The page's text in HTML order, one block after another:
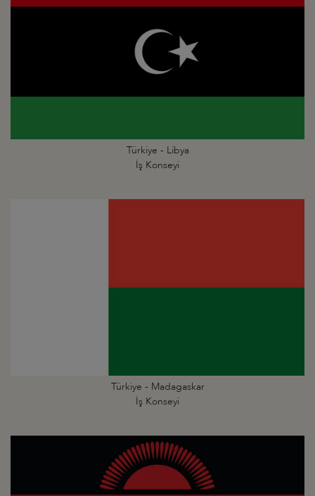
Türkiye - Libya
İş Konseyi
Türkiye - Madagaskar
İş Konseyi